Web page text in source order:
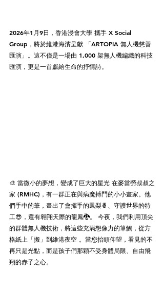
2026年1月9日，香港浸會大學 攜手 X Social
Group，將於維港海濱呈獻 「ARTOPIA 無人機慈善
匯演」。這不僅是一場由 1,000 架無人機編織的科技
匯演，更是一首獻給生命的抒情詩。
🎨 當微小的夢想，變成了巨大的星光 在麥當勞叔叔之
家 (RMHC)，有一群正在與病魔搏鬥的小小畫家。他
們手中的筆，畫出了會揮手的鳳梨🍍、守護世界的特
工😎，還有翱翔天際的龍鳳🐉。 今夜，我們利用頂尖
的群體無人機技術，將這些充滿想像力的筆觸，從方
格紙上「搬」到維港夜空 。當您抬頭仰望，看見的不
再只是光點，而是孩子們那顆不受身體局限、自由飛
翔的赤子之心。